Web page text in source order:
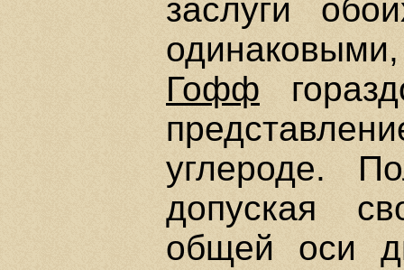
заслуги
Гофф
углероде.
допуская
общей оси